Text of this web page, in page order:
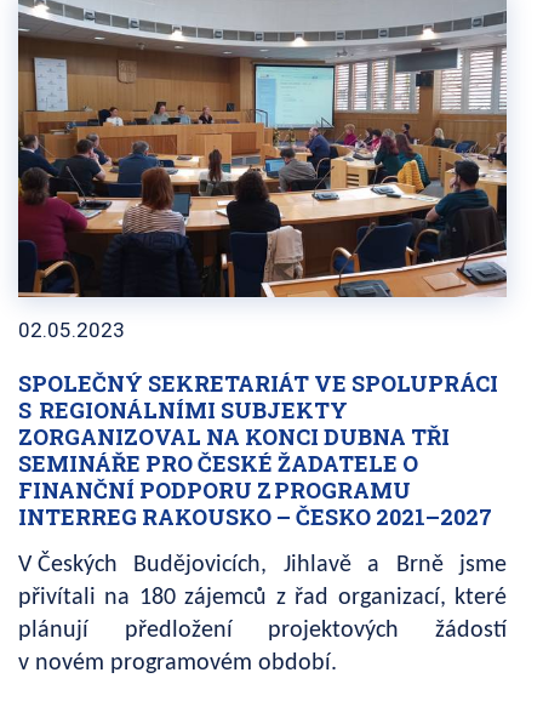
SPOLEČNÝ SEKRETARIÁT VE SPOLUPRÁCI
S REGIONÁLNÍMI SUBJEKTY
ZORGANIZOVAL NA KONCI DUBNA TŘI
SEMINÁŘE PRO ČESKÉ ŽADATELE O
FINANČNÍ PODPORU Z PROGRAMU
INTERREG RAKOUSKO – ČESKO 2021–2027
02.05.2023
V Českých Budějovicích, Jihlavě a Brně jsme
přivítali na 180 zájemců z řad organizací, které
plánují předložení projektových žádostí
v novém programovém období.